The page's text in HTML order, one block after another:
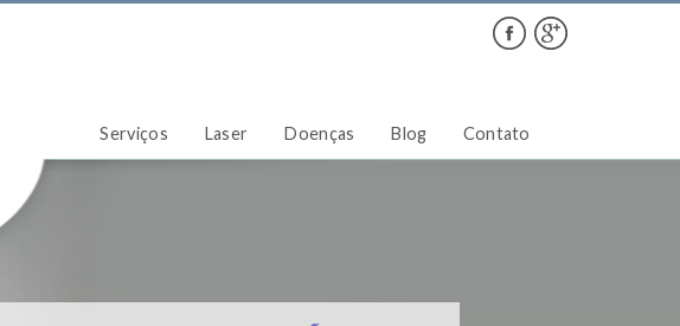
Serviços Laser Doenças Blog Contato